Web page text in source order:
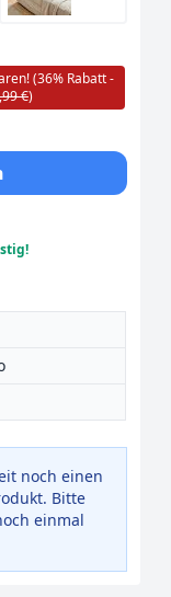
(36% Rabatt -
€)
noch einen
Bitte
einmal